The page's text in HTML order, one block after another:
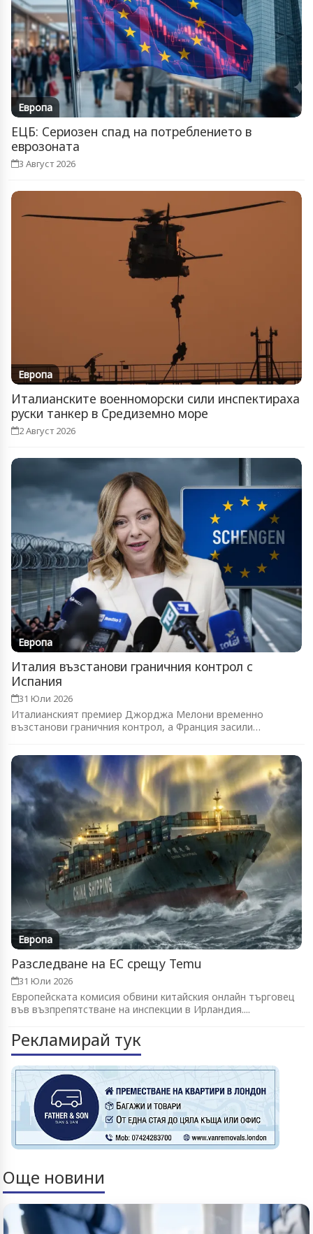
Европа
ЕЦБ: Сериозен спад на потреблението в
еврозоната
3 Август 2026
Европа
Италианските военноморски сили инспектираха
руски танкер в Средиземно море
2 Август 2026
Европа
Италия възстанови граничния контрол с
Испания
31 Юли 2026
Италианският премиер Джорджа Мелони временно
възстанови граничния контрол, а Франция засили
Европа
Разследване на ЕС срещу Temu
31 Юли 2026
Европейската комисия обвини китайския онлайн търговец
във възпрепятстване на инспекции в Ирландия....
Рекламирай тук
Още новини